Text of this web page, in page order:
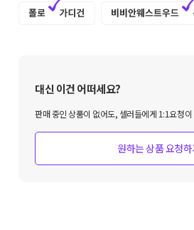
대신 이건 어떠세요?
판매 중인 상품이 없어도, 셀러들에게 1:1요청이
원하는 상품 요청하